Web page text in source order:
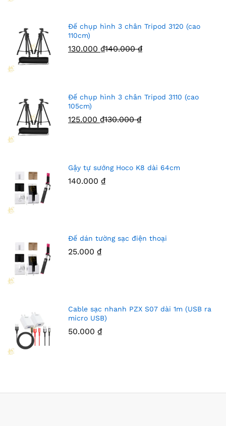
Đế chụp hình 3 chân Tripod 3120 (cao
110cm)
130.000 ₫140.000₫
Đế chụp hình 3 chân Tripod 3110 (cao
105cm)
125.000 ₫130.000₫
Gậy tự sướng Hoco K8 dài 64cm
140.000 ₫
Đế dán tường sạc điện thoại
25.000 ₫
Cable sạc nhanh PZX S07 dài 1m (USB ra
micro USB)
50.000 ₫